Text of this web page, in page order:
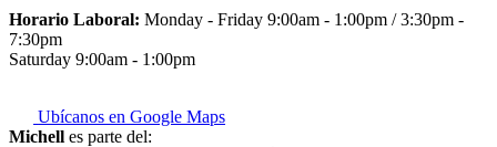
Horario Laboral: Monday - Friday 9:00am - 1:00pm / 3:30pm -
7:30pm
Saturday 9:00am - 1:00pm
Ubícanos en Google Maps
Michell es parte del: